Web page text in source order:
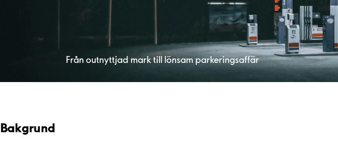
Från outnyttjad mark till lönsam parkeringsaffär
Bakgrund